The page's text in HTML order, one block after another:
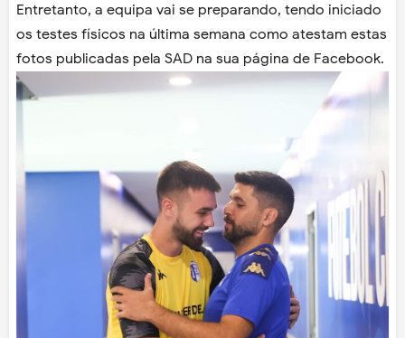
Entretanto, a equipa vai se preparando, tendo iniciado
os testes físicos na última semana como atestam estas
fotos publicadas pela SAD na sua página de Facebook.